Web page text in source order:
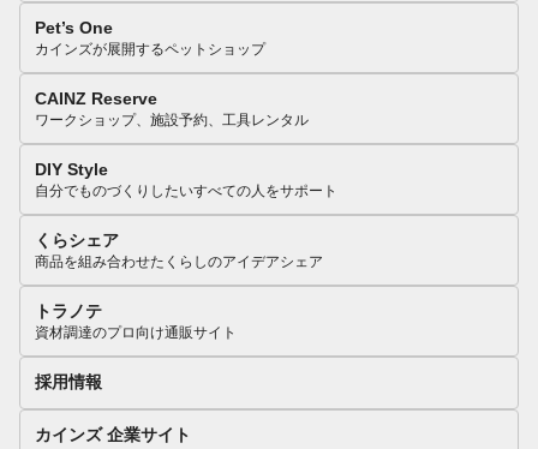
Pet’s One
カインズが展開するペットショップ
CAINZ Reserve
ワークショップ、施設予約、工具レンタル
DIY Style
自分でものづくりしたいすべての人をサポート
くらシェア
商品を組み合わせたくらしのアイデアシェア
トラノテ
資材調達のプロ向け通販サイト
採用情報
カインズ 企業サイト